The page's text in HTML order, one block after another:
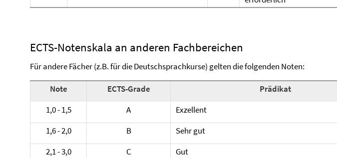
ECTS-Notenskala an anderen Fachbereichen
Für andere Fächer (z.B. für die Deutschsprachkurse) gelten die folgenden Noten:
Note ECTS-Grade
Prädikat
1,0 - 1,5
A
Exzellent
1,6 - 2,0
B
Sehr gut
2,1 - 3,0
C
Gut